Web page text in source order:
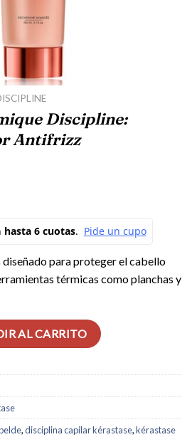
Discipline:
Antifrizz
para proteger el cabello
térmicas como planchas y
Termoprotector Antifrizz cantidad
AL CARRITO
,disciplina capilar kérastase,kérastase